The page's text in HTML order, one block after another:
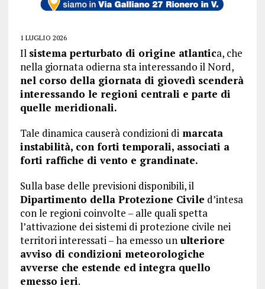
1 LUGLIO 2026
Il sistema perturbato di origine atlantica, che
nella giornata odierna sta interessando il Nord,
nel corso della giornata di giovedì scenderà
interessando le regioni centrali e parte di
quelle meridionali.
Tale dinamica causerà condizioni dimarcata
instabilità, con forti temporali, associati a
forti raffiche di vento e grandinate.
Sulla base delle previsioni disponibili, il
Dipartimento della Protezione Civile d’intesa
con le regioni coinvolte – alle quali spetta
l’attivazione dei sistemi di protezione civile nei
territori interessati – ha emesso unulteriore
avviso di condizioni meteorologiche
avverse che estende ed integra quello
emesso ieri.